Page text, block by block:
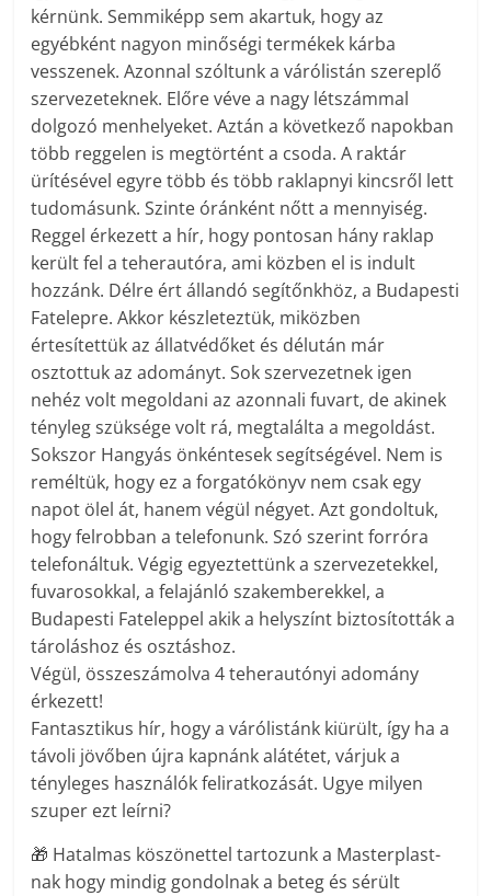
kérnünk. Semmiképp sem akartuk, hogy az
egyébként nagyon minőségi termékek kárba
vesszenek. Azonnal szóltunk a várólistán szereplő
szervezeteknek. Előre véve a nagy létszámmal
dolgozó menhelyeket. Aztán a következő napokban
több reggelen is megtörtént a csoda. A raktár
ürítésével egyre több és több raklapnyi kincsről lett
tudomásunk. Szinte óránként nőtt a mennyiség.
Reggel érkezett a hír, hogy pontosan hány raklap
került fel a teherautóra, ami közben el is indult
hozzánk. Délre ért állandó segítőnkhöz, a Budapesti
Fatelepre. Akkor készleteztük, miközben
értesítettük az állatvédőket és délután már
osztottuk az adományt. Sok szervezetnek igen
nehéz volt megoldani az azonnali fuvart, de akinek
tényleg szüksége volt rá, megtalálta a megoldást.
Sokszor Hangyás önkéntesek segítségével. Nem is
reméltük, hogy ez a forgatókönyv nem csak egy
napot ölel át, hanem végül négyet. Azt gondoltuk,
hogy felrobban a telefonunk. Szó szerint forróra
telefonáltuk. Végig egyeztettünk a szervezetekkel,
fuvarosokkal, a felajánló szakemberekkel, a
Budapesti Fateleppel akik a helyszínt biztosították a
tároláshoz és osztáshoz.
Végül, összeszámolva 4 teherautónyi adomány
érkezett!
Fantasztikus hír, hogy a várólistánk kiürült, így ha a
távoli jövőben újra kapnánk alátétet, várjuk a
tényleges használók feliratkozását. Ugye milyen
szuper ezt leírni?
🎁 Hatalmas köszönettel tartozunk a Masterplast-
nak hogy mindig gondolnak a beteg és sérült